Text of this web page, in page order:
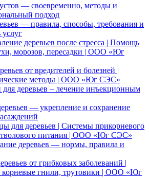
— своевременно, методы и
подход
— правила, способы, требования и
услуг
деревьев после стресса | Помощь
морозов, пересадки | ООО «Юг
от вредителей и болезней |
методы | ООО «Юг СЭС»
деревьев – лечение инъекционным
— укрепление и сохранение
для деревьев | Системы прикорневого
питания | ООО «Юг СЭС»
деревьев — нормы, правила и
от грибковых заболеваний |
корневые гнили, трутовики | ООО «Юг